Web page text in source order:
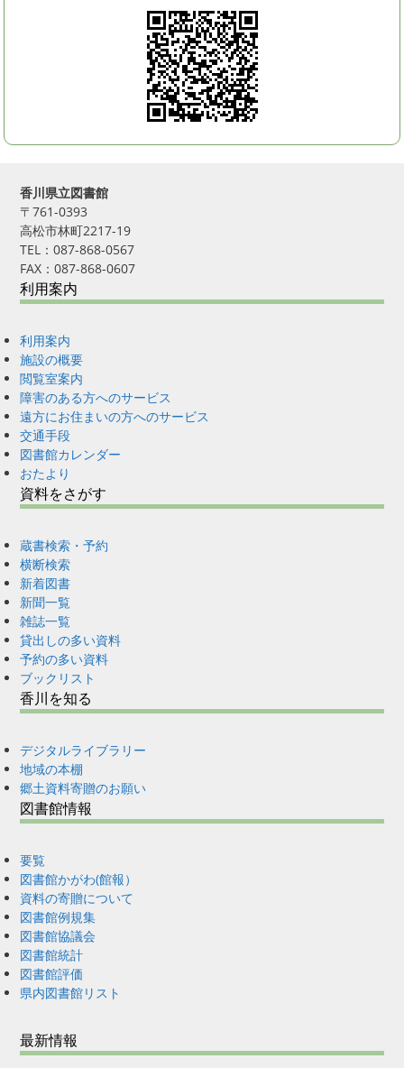
香川県立図書館
〒761-0393
高松市林町2217-19
TEL：087-868-0567
FAX：087-868-0607
利用案内
利用案内
施設の概要
閲覧室案内
障害のある方へのサービス
遠方にお住まいの方へのサービス
交通手段
図書館カレンダー
おたより
資料をさがす
蔵書検索・予約
横断検索
新着図書
新聞一覧
雑誌一覧
貸出しの多い資料
予約の多い資料
ブックリスト
香川を知る
デジタルライブラリー
地域の本棚
郷土資料寄贈のお願い
図書館情報
要覧
図書館かがわ(館報）
資料の寄贈について
図書館例規集
図書館協議会
図書館統計
図書館評価
県内図書館リスト
最新情報